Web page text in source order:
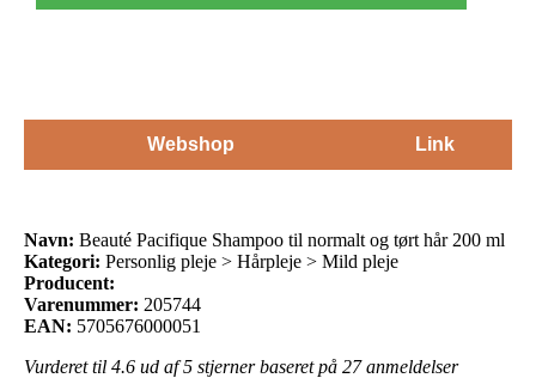
Webshop Link
Navn: Beauté Pacifique Shampoo til normalt og tørt hår 200 ml
Kategori: Personlig pleje > Hårpleje > Mild pleje
Producent:
Varenummer: 205744
EAN: 5705676000051
Vurderet til 4.6 ud af 5 stjerner baseret på 27anmeldelser